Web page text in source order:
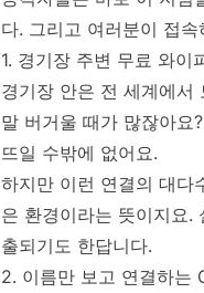
다. 그리고 여러분이 접
1. 경기장 주변 무료 와이
경기장 안은 전 세계에서
말 버거울 때가 많잖아
뜨일 수밖에 없어요.
하지만 이런 연결의 대다
은 환경이라는 뜻이지요.
출되기도 한답니다.
2. 이름만 보고 연결하는